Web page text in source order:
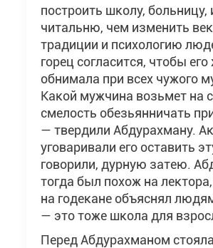
построить школу, больницу,
читальню, чем изменить
традиции и психологию
горец согласится, чтобы его
обнимала при всех чужого
Какой мужчина возьмет на
смелость обезьянничать
— твердили Абдурахману.
уговаривали его оставить
говорили, дурную затею.
тогда был похож на
на годекане объяснял
— это тоже школа для
Перед Абдурахманом